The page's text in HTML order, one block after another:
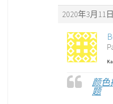
2020年3月11
颜色
题